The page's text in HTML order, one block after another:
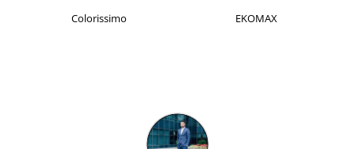
Colorissimo EKOMAX